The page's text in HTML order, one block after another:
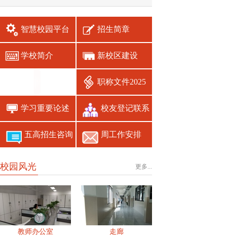
智慧校园平台 招生简章
学校简介 新校区建设
职称文件2025
学习重要论述 校友登记联系
五高招生咨询 周工作安排
更多...
校园风光
教师办公室 走廊